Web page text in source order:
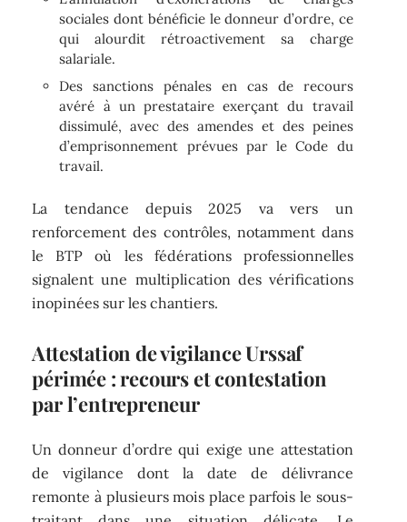
sociales dont bénéficie le donneur d’ordre, ce
qui alourdit rétroactivement sa charge
salariale.
Des sanctions pénales en cas de recours
avéré à un prestataire exerçant du travail
dissimulé, avec des amendes et des peines
d’emprisonnement prévues par le Code du
travail.
La tendance depuis 2025 va vers un
renforcement des contrôles, notamment dans
le BTP où les fédérations professionnelles
signalent une multiplication des vérifications
inopinées sur les chantiers.
Attestation de vigilance Urssaf
périmée : recours et contestation
par l’entrepreneur
Un donneur d’ordre qui exige une attestation
de vigilance dont la date de délivrance
remonte à plusieurs mois place parfois le sous-